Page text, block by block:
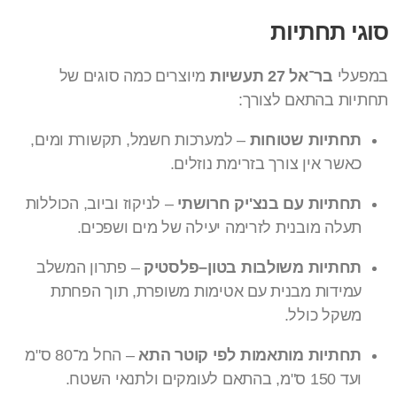
סוגי תחתיות
במפעלי בר־אל 27 תעשיות
מיוצרים כמה סוגים של
תחתיות בהתאם לצורך:
תחתיות שטוחות – למערכות חשמל, תקשורת ומים,
כאשר אין צורך בזרימת נוזלים.
תחתיות עם בנצ'יק חרושתי – לניקוז וביוב, הכוללות
תעלה מובנית לזרימה יעילה של מים ושפכים.
תחתיות משולבות בטון–פלסטיק – פתרון המשלב
עמידות מבנית עם אטימות משופרת, תוך הפחתת
משקל כולל.
תחתיות מותאמות לפי קוטר התא
– החל מ־80 ס"מ
ועד 150 ס"מ, בהתאם לעומקים ולתנאי השטח.